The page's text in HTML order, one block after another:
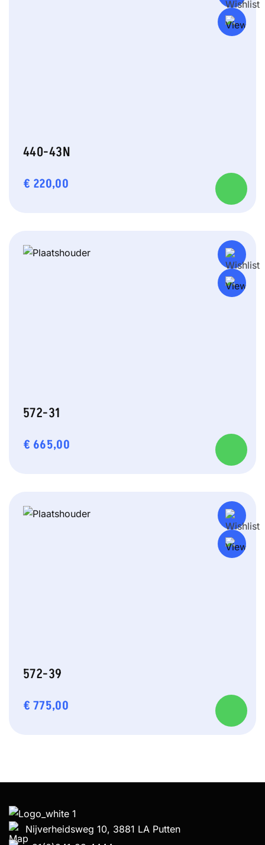
440-43N
€ 220,00
572-31
€ 665,00
572-39
€ 775,00
Nijverheidsweg 10, 3881 LA Putten